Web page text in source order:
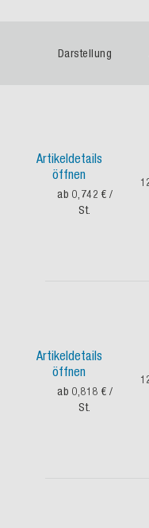
Darstellung
Artikeldetails
öffnen
ab 0,742 € /
St.
Artikeldetails
öffnen
ab 0,818 € /
St.